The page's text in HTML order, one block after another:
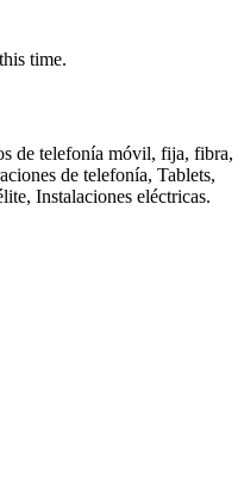
time.
de telefonía móvil, fija, fibra,
de telefonía, Tablets,
Instalaciones eléctricas.